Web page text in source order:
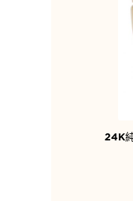
24K